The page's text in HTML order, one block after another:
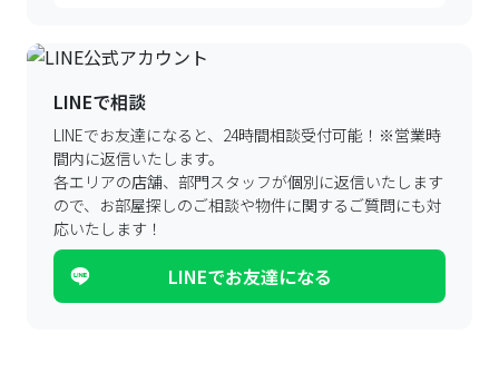
LINEで相談
LINEでお友達になると、24時間相談受付可能！ ※営業時
間内に返信いたします。
各エリアの店舗、部門スタッフが個別に返信いたします
ので、 お部屋探しのご相談や物件に関するご質問にも対
応いたします！
LINEでお友達になる